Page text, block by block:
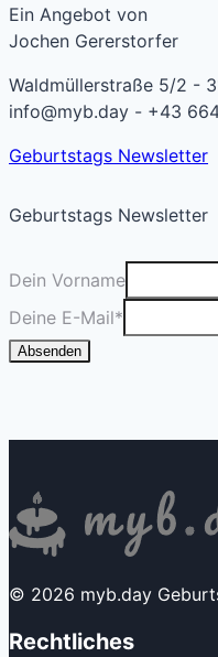
Ein Angebot von
Jochen Gererstorfer
Waldmüllerstraße 5/2 -
info@myb.day - +43
Geburtstags Newsletter
Geburtstags Newsletter
Dein Vorname
Deine E-Mail*
Absenden
© 2026 myb.day
Rechtliches